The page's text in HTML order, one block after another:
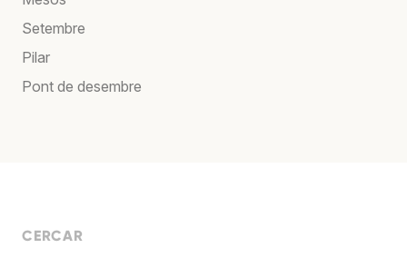
Setembre
Pilar
Pont de desembre
CERCAR